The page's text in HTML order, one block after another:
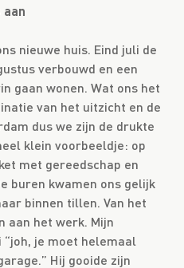
nieuwe huis. Eind juli de
verbouwd en een
gaan wonen. Wat ons het
van het uitzicht en de
dus we zijn de drukte
klein voorbeeldje: op
met gereedschap en
buren kwamen ons gelijk
binnen tillen. Van het
aan het werk. Mijn
je moet helemaal
Hij gooide zijn